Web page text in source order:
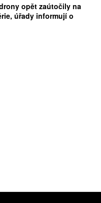
opět zaútočily na
úřady informují o